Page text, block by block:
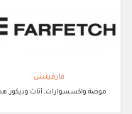
فارفيتش
موضة واكسسوارات, أثاث وديكور,